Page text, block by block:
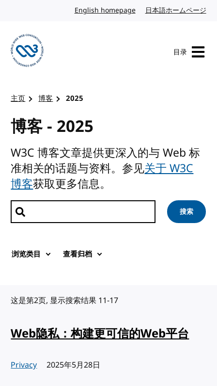
English homepage英文日本語ホームページ
目录
主页 博客 2025
博客 - 2025
W3C 博客文章提供更深入的与 Web 标
准相关的话题与资料。参见关于 W3C
博客获取更多信息。
搜索文章 搜索
浏览类目 查看归档
这是第2页, 显示搜索结果 11-17
Web隐私：构建更可信的Web平台
Privacy 发布:
2025年5月28日